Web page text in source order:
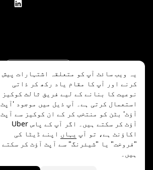
©
2026
.Uber Technologies Inc
شرائط
یہ ویب سائٹ آپ کو متعلقہ اشتہارات پیش
کرنے اور آپ کا مقام یاد رکھ کر ذاتی
نوعیت کا بنانے کے لیے فریق ثالث کوکیز
استعمال کرتی ہے۔ آپ ذیل میں موجود 'آپٹ
آؤٹ' بٹن کو منتخب کر کے ان کوکیز سے آپٹ
آؤٹ کر سکتے ہیں۔ اگر آپ کے پاس Uber
اکاؤنٹ ہے، تو آپ یہاں اپنے ڈیٹا کی
"فروخت" یا "شیئرنگ" سے آپٹ آؤٹ کر سکتے
ہیں۔